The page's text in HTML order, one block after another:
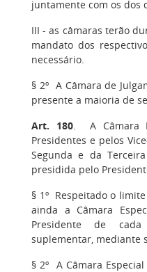
juntamente com os dos
III - as câmaras terão
mandato dos
necessário.
§ 2º A Câmara de
presente a maioria de
Art. 180. A Câmara
Presidentes e pelos
Segunda e da
presidida pelo
§ 1ºRespeitado o limite
ainda a Câmara
Presidente de
suplementar, mediante
§ 2º A Câmara